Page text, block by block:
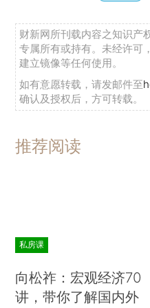
择，这个重要的问题尚
家，由各所大学自主选
的一点，我认为有必要
产业的问题，技术转让
让这个产业更具效率。
洲大部分地区，各所大
权。其他行业可不见得
形式的竞争，比如允许
样的做法还很少，只有
采取了一些措施。此外
财新网所刊载内容之知识产
专属所有或持有。未经许可
建立镜像等任何使用。
如有意愿转载，请发邮件至
确认及授权后，方可转载。
推荐阅读
私房课
向松祚：宏观经济70
讲，带你了解国内外